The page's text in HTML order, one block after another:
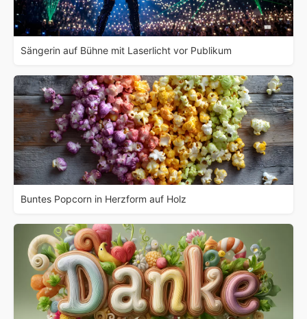
Sängerin auf Bühne mit Laserlicht vor Publikum
Buntes Popcorn in Herzform auf Holz